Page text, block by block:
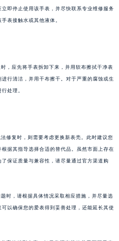
即停止使用该手表，并尽快联系专业维修服务
表接触水或其他液体。
，应先将手表拆卸下来，并用软布擦拭干净表
行清洁，并用干布擦干。对于严重的腐蚀或生
处理。
修复时，则需要考虑更换新表壳。此时建议您
据其指导选择合适的替代品。虽然市面上存在
保证质量与兼容性，请尽量通过官方渠道购
时，请根据具体情况采取相应措施，并尽量选
以确保您的爱表得到妥善处理，还能延长其使